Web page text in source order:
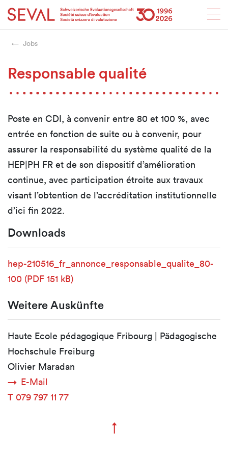
Startseite
Weiter zur Hauptnavigation
Weiter zum Inhalt
Weiter zur Kontaktseite
Weiter zur Sitemap
Weiter zur Suche
Weiter zum Login SEVAL
Jobs
Responsable qualité
Poste en CDI, à convenir entre 80 et 100 %, avec
entrée en fonction de suite ou à convenir, pour
assurer la responsabilité du système qualité de la
HEP|PH FR et de son dispositif d’amélioration
continue, avec participation étroite aux travaux
visant l’obtention de l’accréditation institutionnelle
d’ici fin 2022.
Downloads
hep-210516_fr_annonce_responsable_qualite_80-
100 (PDF 151 kB)
Weitere Auskünfte
Haute Ecole pédagogique Fribourg | Pädagogische
Hochschule Freiburg
Olivier Maradan
E-Mail
T 079 797 11 77
↑Zum Seitenanfang